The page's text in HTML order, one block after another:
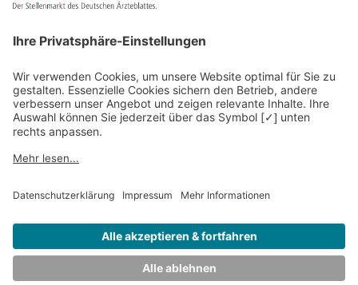
Kontakt
Datenschutz
Newsletter